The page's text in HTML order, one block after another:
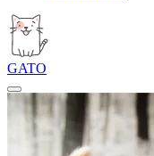
GATO